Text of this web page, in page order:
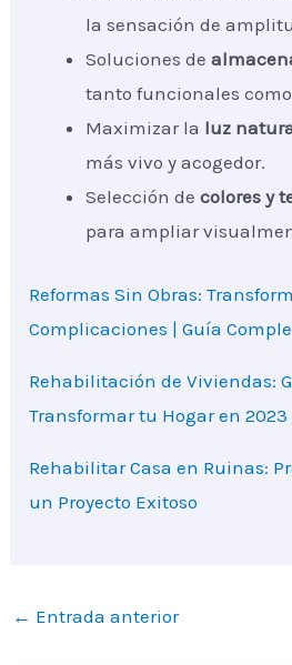
la sensación de
Soluciones de
tanto funcionales
Maximizar la luz
más vivo y acogedor.
Selección decolores y
para ampliar
Reformas Sin Obras:
Complicaciones | Guía
Rehabilitación de Viviendas:
Transformar tu Hogar en 2023
Rehabilitar Casa en Ruinas:
un Proyecto Exitoso
Navegación
← Entrada anterior